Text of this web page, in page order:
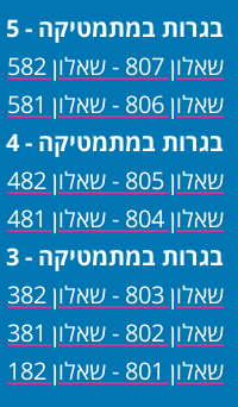
בגרות במתמטיקה - 5 יחידות
שאלון 807 - שאלון 582
שאלון 806 - שאלון 581
בגרות במתמטיקה - 4 יחידות
שאלון 805 - שאלון 482
שאלון 804 - שאלון 481
בגרות במתמטיקה - 3 יחידות
שאלון 803 - שאלון 382
שאלון 802 - שאלון 381
שאלון 801 - שאלון 182